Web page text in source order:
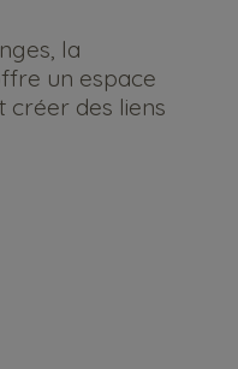
la
un espace
créer des liens